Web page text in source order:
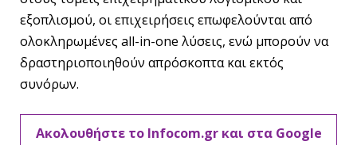
εξοπλισμού, οι επιχειρήσεις επωφελούνται από
ολοκληρωμένες all-in-one λύσεις, ενώ μπορούν να
δραστηριοποιηθούν απρόσκοπτα και εκτός
συνόρων.
Ακολουθήστε το Infocom.gr και στα Google